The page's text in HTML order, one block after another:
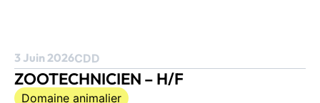
3 Juin 2026CDD
ZOOTECHNICIEN – H/F
Domaine animalier